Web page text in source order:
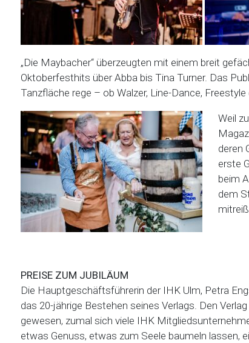
„Die Maybacher“ überzeugten mit einem breit
Oktoberfesthits über Abba bis Tina Turner. Das
Tanzfläche rege – ob Walzer, Line-Dance,
Weil
deren
erste
beim
dem
PREISE ZUM JUBILÄUM
Die Hauptgeschäftsführerin der IHK Ulm, Petra
das 20-jährige Bestehen seines Verlags. Den
gewesen, zumal sich viele IHK
etwas Genuss, etwas zum Seele baumeln lassen,